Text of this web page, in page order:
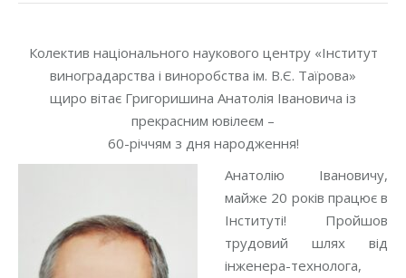
Колектив національного наукового центру «Інститут
виноградарства і виноробства ім. В.Є. Таїрова»
щиро вітає Григоришина Анатолія Івановича із
прекрасним ювілеєм –
60-річчям з дня народження!
Анатолію Івановичу,
майже 20 років працює в
Інституті! Пройшов
трудовий шлях від
інженера-технолога,